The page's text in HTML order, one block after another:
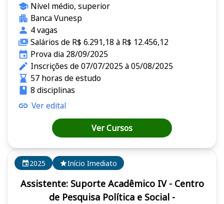
2025 Início Imediato
Assistente: Suporte Acadêmico IV - Centro
de Pesquisa Política e Social -
Nível médio, superior
Banca Vunesp
4 vagas
Salários de R$ 6.291,18 à R$ 12.456,12
Prova dia 28/09/2025
Inscrições de 07/07/2025 à 05/08/2025
57 horas de estudo
8 disciplinas
Ver edital
Ver Cursos